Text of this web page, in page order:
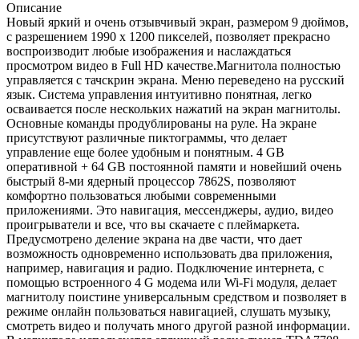
Описание
Новый яркий и очень отзывчивый экран, размером 9 дюймов,
с разрешением 1990 х 1200 пикселей, позволяет прекрасно
воспроизводит любые изображения и наслаждаться
просмотром видео в Full HD качестве.Магнитола полностью
управляется с тачскрин экрана. Меню переведено на русский
язык. Система управления интуитивно понятная, легко
осваивается после нескольких нажатий на экран магнитолы.
Основные команды продублированы на руле. На экране
присутствуют различные пиктограммы, что делает
управление еще более удобным и понятным. 4 GB
оперативной + 64 GB постоянной памяти и новейший очень
быстрый 8-ми ядерный процессор 7862S, позволяют
комфортно пользоваться любыми современными
приложениями. Это навигация, мессенджеры, аудио, видео
проигрыватели и все, что вы скачаете с плеймаркета.
Предусмотрено деление экрана на две части, что дает
возможность одновременно использовать два приложения,
например, навигация и радио. Подключение интернета, с
помощью встроенного 4 G модема или Wi-Fi модуля, делает
магнитолу поистине универсальным средством и позволяет в
режиме онлайн пользоваться навигацией, слушать музыку,
смотреть видео и получать много другой разной информации.